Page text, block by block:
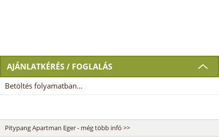
AJÁNLATKÉRÉS / FOGLALÁS
Betöltés folyamatban...
Pitypang Apartman Eger - még több infó >>